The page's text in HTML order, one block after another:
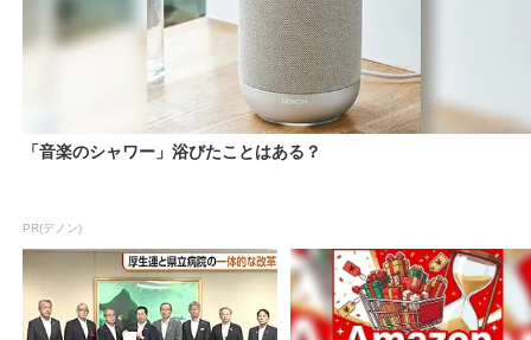
「音楽のシャワー」浴びたことはある？
PR(デノン)